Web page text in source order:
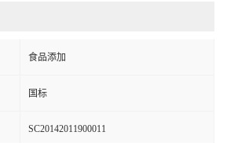
食品添加
国标
SC20142011900011